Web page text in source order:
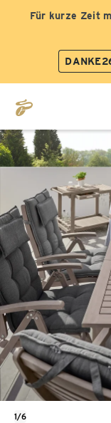
Für kurze Zeit
1/6